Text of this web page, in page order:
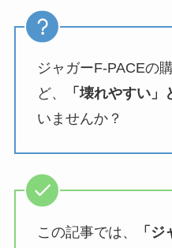
ジャガーF-PACEの
ど、
「壊れやすい」
いませんか？
この記事では、
「